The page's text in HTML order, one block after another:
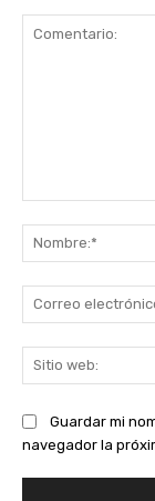
Guardar mi
navegador la